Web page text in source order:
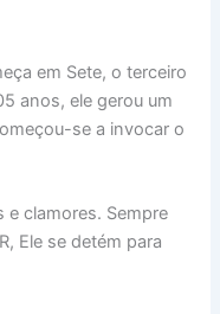
em Sete, o terceiro
anos, ele gerou um
se a invocar o
e clamores. Sempre
Ele se detém para